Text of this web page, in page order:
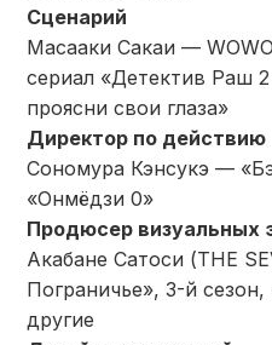
Сценарий
Масааки Сакаи —
сериал «Детектив Раш
проясни свои глаза»
Директор по действию
Сономура Кэнсукэ —
«Онмёдзи 0»
Продюсер визуальных
Акабане Сатоси (THE
Пограничье», 3-й
другие